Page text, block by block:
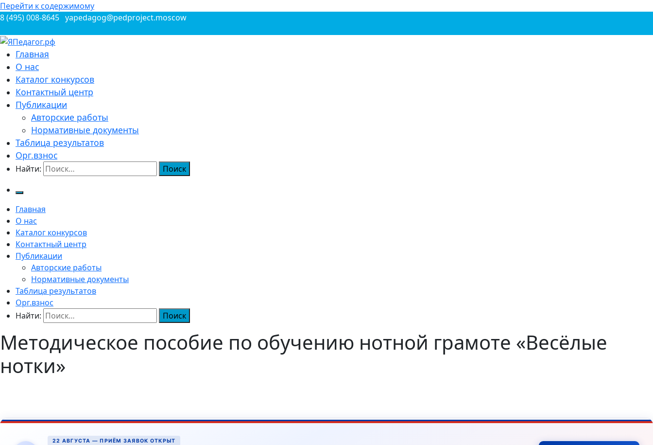
Перейти к содержимому
8 (495) 008-8645 yapedagog@pedproject.moscow
ЯПедагог.рф
Всероссийские конкурсы для педагогов
Главная
О нас
Каталог конкурсов
Контактный центр
Публикации
Авторские работы
Нормативные документы
Таблица результатов
Орг.взнос
Найти:
Главная
О нас
Каталог конкурсов
Контактный центр
Публикации
Авторские работы
Нормативные документы
Таблица результатов
Орг.взнос
Найти:
Методическое пособие по обучению нотной грамоте «Весёлые
нотки»
22 АВГУСТА — ПРИЁМ ЗАЯВОК ОТКРЫТ